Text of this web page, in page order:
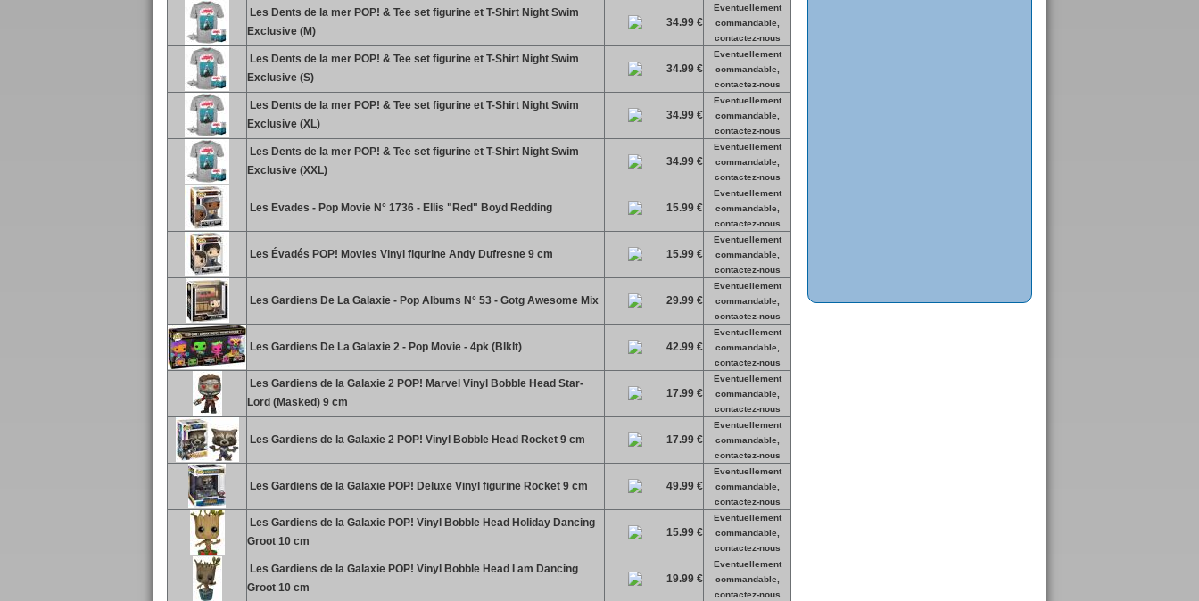
Les Dents de la mer POP! & Tee set figurine et T-Shirt Night Swim
Exclusive (M)
34.99 €
Eventuellement
commandable,
contactez-nous
Les Dents de la mer POP! & Tee set figurine et T-Shirt Night Swim
Exclusive (S)
34.99 €
Eventuellement
commandable,
contactez-nous
Les Dents de la mer POP! & Tee set figurine et T-Shirt Night Swim
Exclusive (XL)
34.99 €
Eventuellement
commandable,
contactez-nous
Les Dents de la mer POP! & Tee set figurine et T-Shirt Night Swim
Exclusive (XXL)
34.99 €
Eventuellement
commandable,
contactez-nous
Les Evades - Pop Movie N° 1736 - Ellis "Red" Boyd Redding 15.99 €
Eventuellement
commandable,
contactez-nous
Les Évadés POP! Movies Vinyl figurine Andy Dufresne 9 cm 15.99 €
Eventuellement
commandable,
contactez-nous
Les Gardiens De La Galaxie - Pop Albums N° 53 - Gotg Awesome Mix 29.99 €
Eventuellement
commandable,
contactez-nous
Les Gardiens De La Galaxie 2 - Pop Movie - 4pk (Blklt) 42.99 €
Eventuellement
commandable,
contactez-nous
Les Gardiens de la Galaxie 2 POP! Marvel Vinyl Bobble Head Star-
Lord (Masked) 9 cm
17.99 €
Eventuellement
commandable,
contactez-nous
Les Gardiens de la Galaxie 2 POP! Vinyl Bobble Head Rocket 9 cm 17.99 €
Eventuellement
commandable,
contactez-nous
Les Gardiens de la Galaxie POP! Deluxe Vinyl figurine Rocket 9 cm 49.99 €
Eventuellement
commandable,
contactez-nous
Les Gardiens de la Galaxie POP! Vinyl Bobble Head Holiday Dancing
Groot 10 cm
15.99 €
Eventuellement
commandable,
contactez-nous
Les Gardiens de la Galaxie POP! Vinyl Bobble Head I am Dancing
Groot 10 cm
19.99 €
Eventuellement
commandable,
contactez-nous